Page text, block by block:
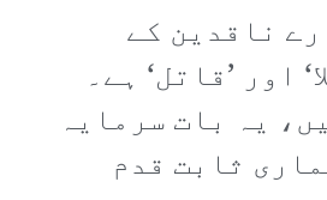
ناقدین کے
اور ’قاتل‘ ہے۔
یہ بات سرمایہ
ثابت قدم